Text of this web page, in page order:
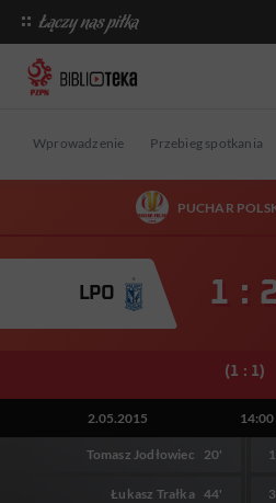
Wprowadzenie Przebieg spotkania
PUCHAR
LPO 1 :
(1 : 1)
2.05.2015 14:00
Tomasz Jodłowiec 20'
Łukasz Trałka 44'